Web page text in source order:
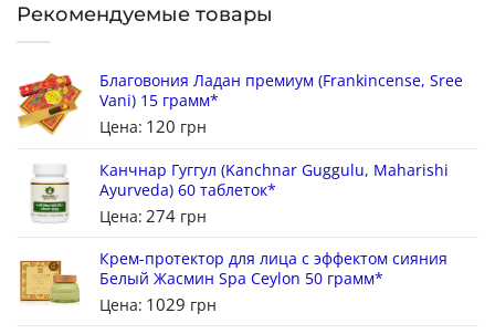
Рекомендуемые товары
Благовония Ладан премиум (Frankincense, Sree
Vani) 15 грамм*
Цена: 120 грн
Канчнар Гуггул (Kanchnar Guggulu, Maharishi
Ayurveda) 60 таблеток*
Цена: 274 грн
Крем-протектор для лица с эффектом сияния
Белый Жасмин Spa Ceylon 50 грамм*
Цена: 1029 грн